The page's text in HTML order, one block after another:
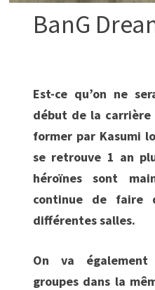
BanG
Est-ce qu’on ne
début de la carrière
former par Kasumi
se retrouve 1 an
héroïnes sont
continue de faire
différentes salles.
On va
groupes dans la